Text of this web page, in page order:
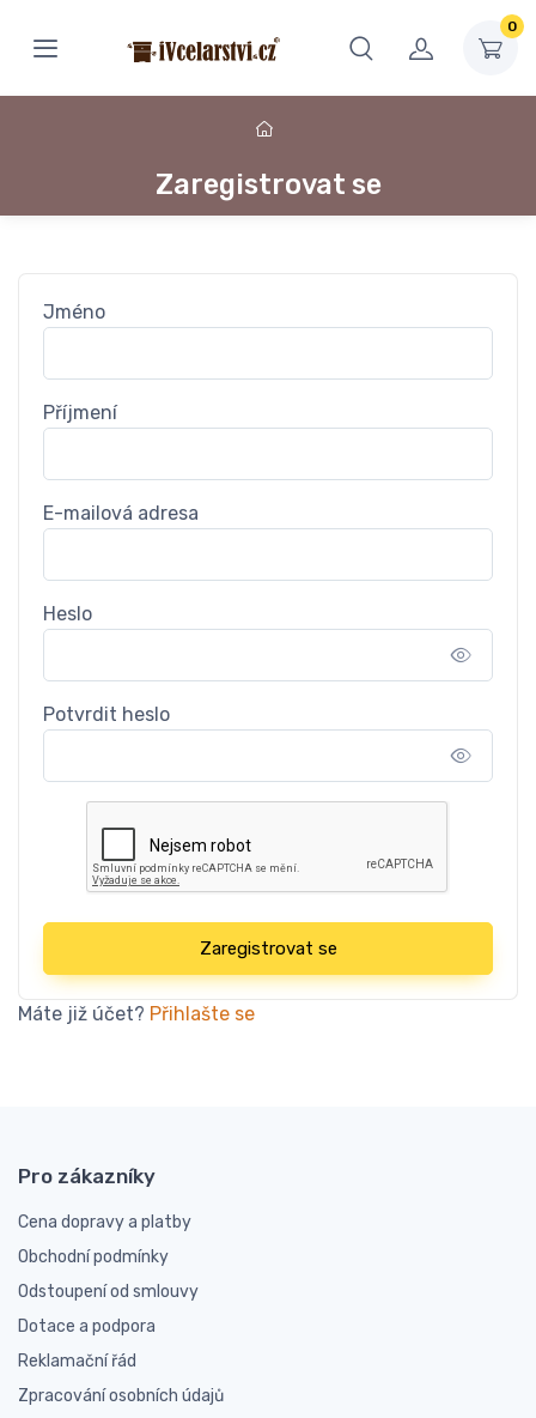
0
Zaregistrovat se
Jméno
Příjmení
E-mailová adresa
Heslo
Potvrdit heslo
Zaregistrovat se
Máte již účet? Přihlašte se
Pro zákazníky
Cena dopravy a platby
Obchodní podmínky
Odstoupení od smlouvy
Dotace a podpora
Reklamační řád
Zpracování osobních údajů